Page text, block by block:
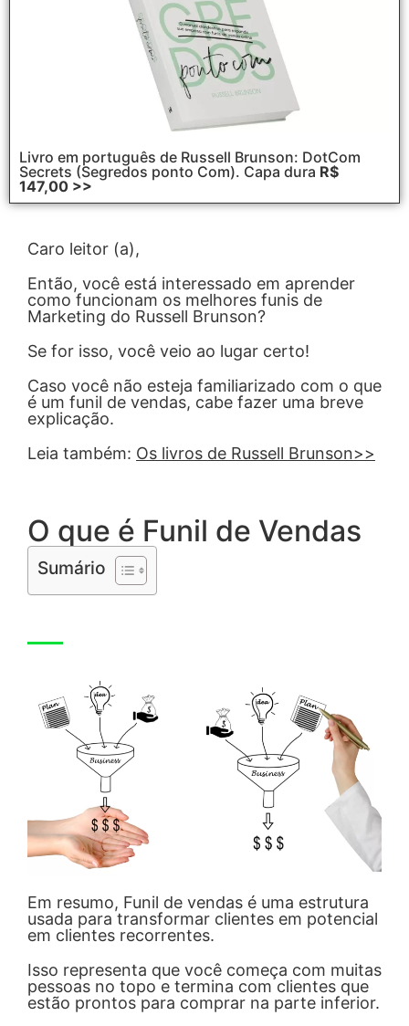
Livro em português de Russell Brunson: DotCom
Secrets (Segredos ponto Com). Capa dura R$
147,00 >>
Caro leitor (a),
Então, você está interessado em aprender
como funcionam os melhores funis de
Marketing do Russell Brunson?
Se for isso, você veio ao lugar certo!
Caso você não esteja familiarizado com o que
é um funil de vendas, cabe fazer uma breve
explicação.
Leia também: Os livros de Russell Brunson>>
O que é Funil de Vendas
Sumário
Em resumo, Funil de vendas é uma estrutura
usada para transformar clientes em potencial
em clientes recorrentes.
Isso representa que você começa com muitas
pessoas no topo e termina com clientes que
estão prontos para comprar na parte inferior.